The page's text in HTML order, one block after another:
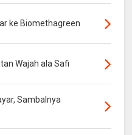
ke Biomethagreen
Wajah ala Safi
Sambalnya